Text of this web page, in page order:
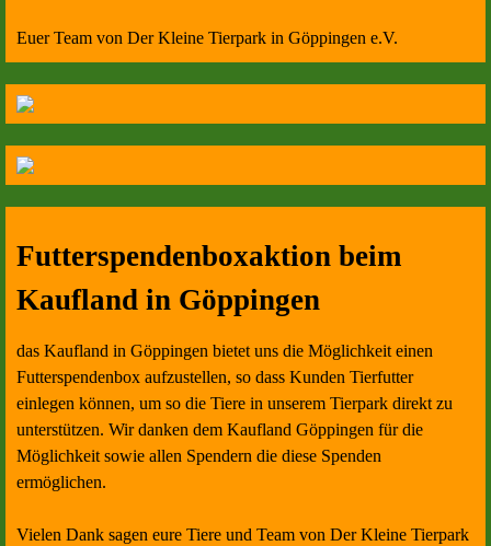
Euer Team von Der Kleine Tierpark in Göppingen e.V.
Futterspendenboxaktion beim
Kaufland in Göppingen
das Kaufland in Göppingen bietet uns die Möglichkeit einen
Futterspendenbox aufzustellen, so dass Kunden Tierfutter
einlegen können, um so die Tiere in unserem Tierpark direkt zu
unterstützen. Wir danken dem Kaufland Göppingen für die
Möglichkeit sowie allen Spendern die diese Spenden
ermöglichen.
Vielen Dank sagen eure Tiere und Team von Der Kleine Tierpark